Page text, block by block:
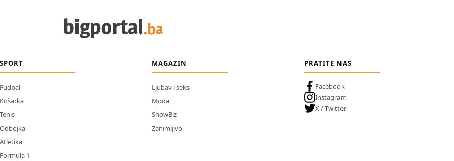
SPORT
Fudbal
Košarka
Tenis
Odbojka
Atletika
Formula 1
MAGAZIN
Ljubav i seks
Moda
ShowBiz
Zanimljivo
PRATITE NAS
Facebook
Instagram
X / Twitter